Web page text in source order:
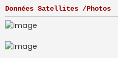
Données Satellites /Photos